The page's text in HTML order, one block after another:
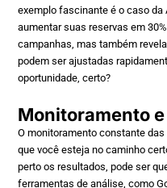
exemplo fascinante é o caso
aumentar suas reservas em
campanhas, mas também
podem ser ajustadas
oportunidade, certo?
Monitoramento
O monitoramento constante
que você esteja no caminho
perto os resultados, pode ser
ferramentas de análise, como